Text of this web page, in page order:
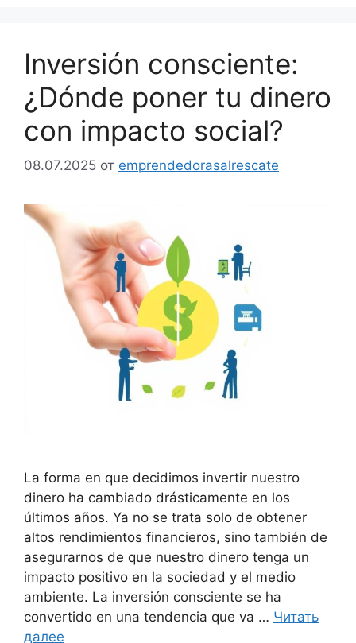
Inversión consciente:
¿Dónde poner tu dinero
con impacto social?
08.07.2025 от emprendedorasalrescate
La forma en que decidimos invertir nuestro
dinero ha cambiado drásticamente en los
últimos años. Ya no se trata solo de obtener
altos rendimientos financieros, sino también de
asegurarnos de que nuestro dinero tenga un
impacto positivo en la sociedad y el medio
ambiente. La inversión consciente se ha
convertido en una tendencia que va … Читать
далее